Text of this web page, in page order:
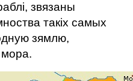
звязаны
такіх самых
зямлю,
мора.